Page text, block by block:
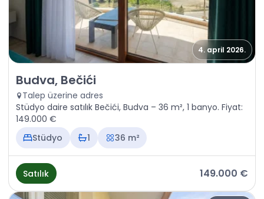
4. april 2026.
Satılık - Daire Budva, Bečići
Budva, Bečići
Talep üzerine adres
Stüdyo daire satılık Bečići, Budva – 36 m², 1 banyo. Fiyat:
149.000 €
Stüdyo
1 36 m²
Satılık 149.000 €